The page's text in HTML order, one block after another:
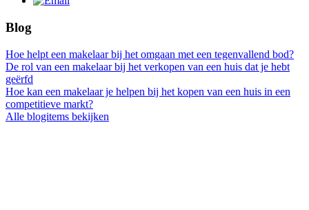
Blog
Hoe helpt een makelaar bij het omgaan met een tegenvallend bod?
De rol van een makelaar bij het verkopen van een huis dat je hebt
geërfd
Hoe kan een makelaar je helpen bij het kopen van een huis in een
competitieve markt?
Alle blogitems bekijken